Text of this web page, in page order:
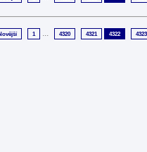
1 ... 4320 4321 4322 4323